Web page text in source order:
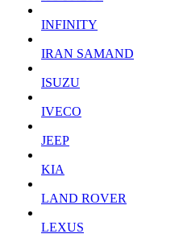
INFINITY
IRAN SAMAND
ISUZU
IVECO
JEEP
KIA
LAND ROVER
LEXUS